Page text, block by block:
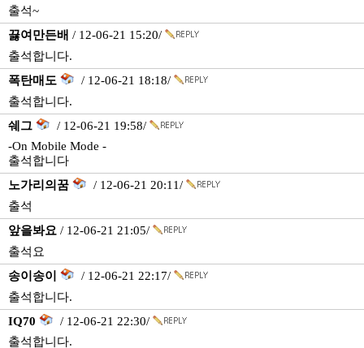
출석~
끓여만든배 / 12-06-21 15:20/
출석합니다.
폭탄매도
/ 12-06-21 18:18/
출석합니다.
쉐그
/ 12-06-21 19:58/
-On Mobile Mode -
출석합니다
노가리의꿈
/ 12-06-21 20:11/
출석
앞을봐요 / 12-06-21 21:05/
출석요
송이송이
/ 12-06-21 22:17/
출석합니다.
IQ70
/ 12-06-21 22:30/
출석합니다.